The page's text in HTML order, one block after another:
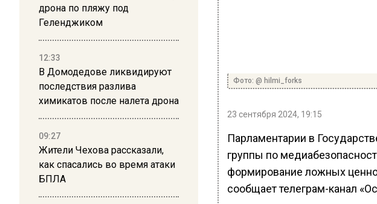
дрона по пляжу под
Геленджиком
12:33
В Домодедове ликвидируют
последствия разлива
химикатов после налета дрона
09:27
Жители Чехова рассказали,
как спасались во время атаки
БПЛА
Фото: @ hilmi_forks
23 сентября 2024, 19:15
Парламентарии в
группы по
формирование ложных
сообщает телеграм-канал